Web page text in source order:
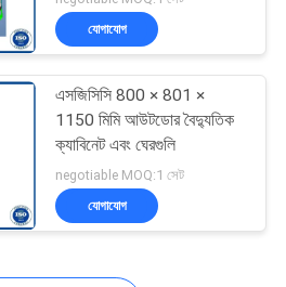
যোগাযোগ
এসজিসিসি 800 × 801 ×
1150 মিমি আউটডোর বৈদ্যুতিক
ক্যাবিনেট এবং ঘেরগুলি
negotiable MOQ:1 সেট
যোগাযোগ